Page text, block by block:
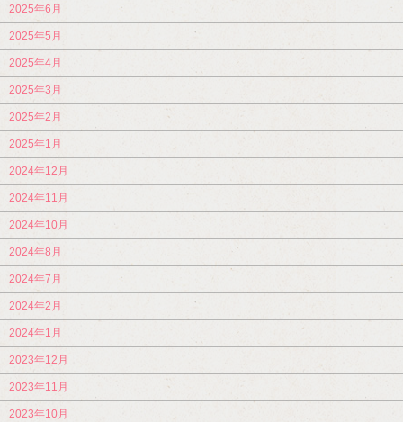
2025年6月
2025年5月
2025年4月
2025年3月
2025年2月
2025年1月
2024年12月
2024年11月
2024年10月
2024年8月
2024年7月
2024年2月
2024年1月
2023年12月
2023年11月
2023年10月